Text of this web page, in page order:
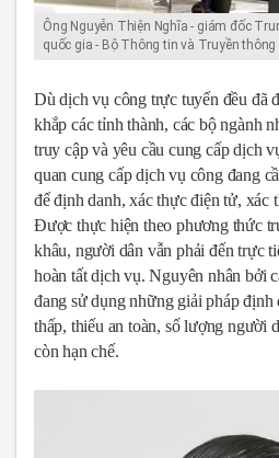
Ông Nguyễn Thiện Nghĩa - giám đốc
quốc gia - Bộ Thông tin và Truyền thông
Dù dịch vụ công trực tuyến đều đã
khắp các tỉnh thành, các bộ ngành
truy cập và yêu cầu cung cấp dịch
quan cung cấp dịch vụ công đang
để định danh, xác thực điện tử, xác
Được thực hiện theo phương thức
khâu, người dân vẫn phải đến trực
hoàn tất dịch vụ.Nguyên nhân bởi
đang sử dụng những giải pháp
thấp, thiếu an toàn, số lượng người
còn hạn chế.